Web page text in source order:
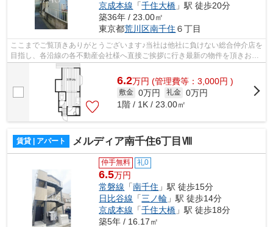
京成本線 「千住大橋 」駅 徒歩20分
築36年 / 23.00㎡
東京都荒川区南千住 ６丁目
ここまでご覧頂きありがとうございます♪当社は他社に負けない総合仲介店を
目指し、各沿線の各不動産会社様へ直接ご挨拶に行き最新の物件を頂きお客
様へ提供しております！最新の情報は...
6.2万円 (管理費等：3,000円 )
敷金 0万円 礼金 0万円
1階 / 1K / 23.00㎡
賃貸 | アパート メルディア南千住6丁目Ⅷ
仲手無料 礼0
6.5万円
常磐線 「南千住 」駅 徒歩15分
日比谷線 「三ノ輪 」駅 徒歩14分
京成本線 「千住大橋 」駅 徒歩18分
築5年 / 16.17㎡